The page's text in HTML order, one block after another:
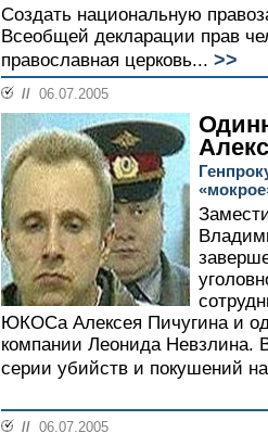
Создать национальную
Всеобщей декларации прав
православная церковь... >>
// 06.07.2005
ЮКОСа Алексея Пичугина и
компании Леонида Невзлина.
серии убийств и покушений
// 06.07.2005